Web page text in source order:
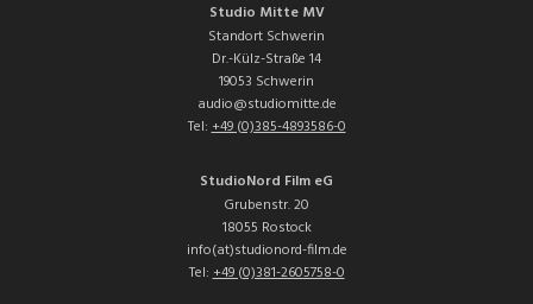
Studio Mitte MV
Standort Schwerin
Dr.-Külz-Straße 14
19053 Schwerin
audio@studiomitte.de
Tel:+49 (0)385-4893586-0
StudioNord Film eG
Grubenstr. 20
18055 Rostock
info(at)studionord-film.de
Tel:+49 (0)381-2605758-0